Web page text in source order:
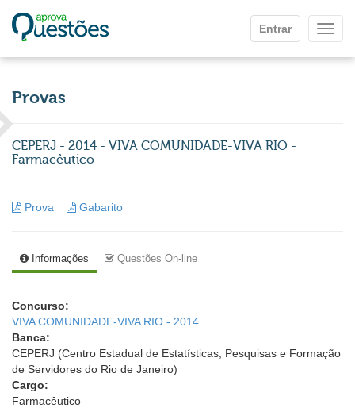
Entrar
Provas
CEPERJ - 2014 - VIVA COMUNIDADE-VIVA RIO -
Farmacêutico
Prova Gabarito
Informações Questões On-line
Concurso:
VIVA COMUNIDADE-VIVA RIO - 2014
Banca:
CEPERJ (Centro Estadual de Estatísticas, Pesquisas e Formação
de Servidores do Rio de Janeiro)
Cargo:
Farmacêutico